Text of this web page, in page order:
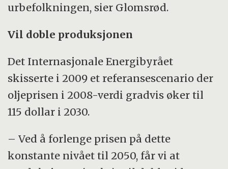
urbefolkningen, sier Glomsrød.
Vil doble produksjonen
Det Internasjonale Energibyrået
skisserte i 2009 et referansescenario der
oljeprisen i 2008-verdi gradvis øker til
115 dollar i 2030.
– Ved å forlenge prisen på dette
konstante nivået til 2050, får vi at